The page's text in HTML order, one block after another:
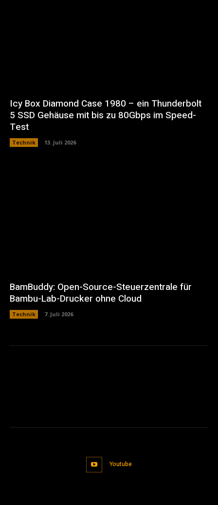
Icy Box Diamond Case 1980 – ein Thunderbolt
5 SSD Gehäuse mit bis zu 80Gbps im Speed-
Test
Technik 13. Juli 2026
BamBuddy: Open-Source-Steuerzentrale für
Bambu-Lab-Drucker ohne Cloud
Technik 7. Juli 2026
Youtube